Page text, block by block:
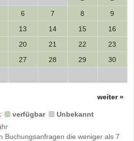
6 7 8
9
13 14 15
16
20 21 22
23
27 28 29
30
weiter »
verfügbar
Unbekannt
Buchungsanfragen die weniger als 7